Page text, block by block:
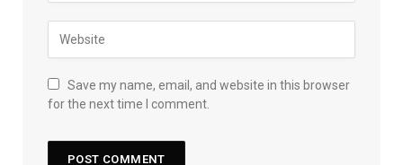
Save my name, email, and website in this browser
for the next time I comment.